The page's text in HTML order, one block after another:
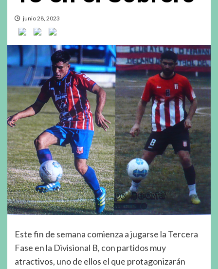
junio 28, 2023
Este fin de semana comienza a jugarse la Tercera
Fase en la Divisional B, con partidos muy
atractivos, uno de ellos el que protagonizarán